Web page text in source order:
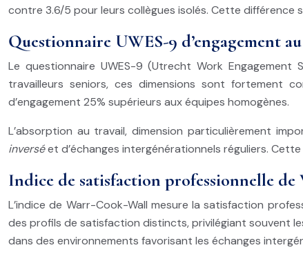
contre 3.6/5 pour leurs collègues isolés. Cette
Questionnaire UWES-9 d’engagement
Le questionnaire UWES-9 (Utrecht Work Engagement
travailleurs seniors, ces dimensions sont fortement
d’engagement 25% supérieurs aux équipes homogènes.
L’absorption au travail, dimension particulièrement
inverséet d’échanges intergénérationnels réguliers.
Indice de satisfaction professionnelle
L’indice de Warr-Cook-Wall mesure la satisfaction
des profils de satisfaction distincts, privilégiant souvent
dans des environnements favorisant les échanges